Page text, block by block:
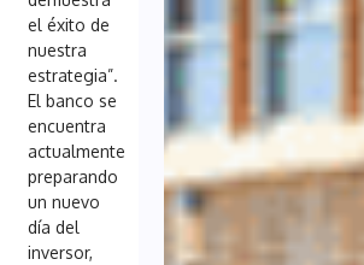
el éxito de
nuestra
estrategia”.
El banco se
encuentra
actualmente
preparando
un nuevo
día del
inversor,